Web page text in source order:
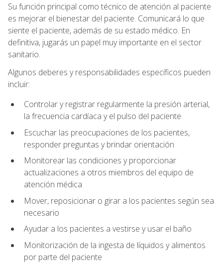
Su función principal como técnico de atención al paciente
es mejorar el bienestar del paciente. Comunicará lo que
siente el paciente, además de su estado médico. En
definitiva, jugarás un papel muy importante en el sector
sanitario.
Algunos deberes y responsabilidades específicos pueden
incluir:
Controlar y registrar regularmente la presión arterial,
la frecuencia cardíaca y el pulso del paciente
Escuchar las preocupaciones de los pacientes,
responder preguntas y brindar orientación
Monitorear las condiciones y proporcionar
actualizaciones a otros miembros del equipo de
atención médica
Mover, reposicionar o girar a los pacientes según sea
necesario
Ayudar a los pacientes a vestirse y usar el baño
Monitorización de la ingesta de líquidos y alimentos
por parte del paciente